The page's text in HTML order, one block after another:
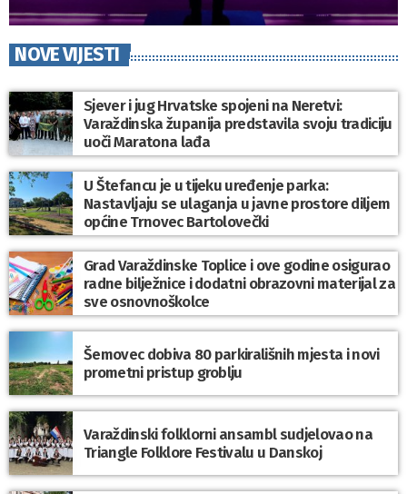
NOVE VIJESTI
Sjever i jug Hrvatske spojeni na Neretvi:
Varaždinska županija predstavila svoju tradiciju
uoči Maratona lađa
U Štefancu je u tijeku uređenje parka:
Nastavljaju se ulaganja u javne prostore diljem
općine Trnovec Bartolovečki
Grad Varaždinske Toplice i ove godine osigurao
radne bilježnice i dodatni obrazovni materijal za
sve osnovnoškolce
Šemovec dobiva 80 parkirališnih mjesta i novi
prometni pristup groblju
Varaždinski folklorni ansambl sudjelovao na
Triangle Folklore Festivalu u Danskoj